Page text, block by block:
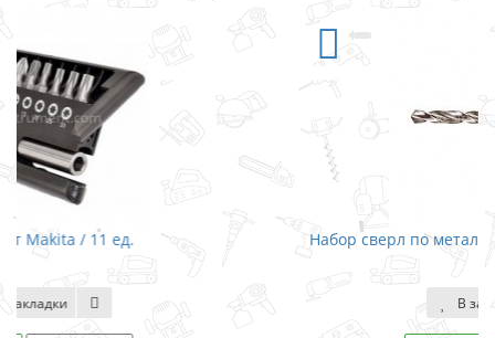
Набор сверл по металлу Makita HSS 1,5x40 / 10 шт
В закладки